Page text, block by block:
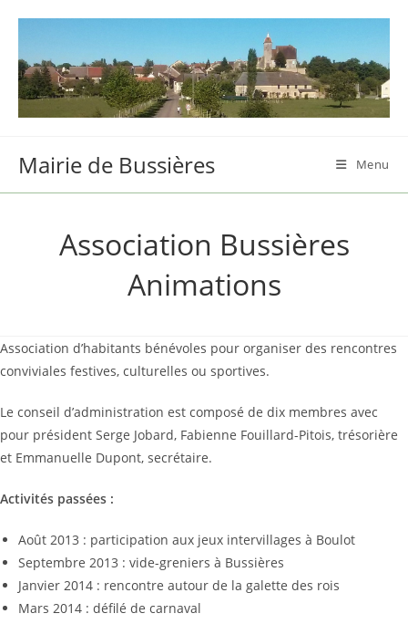
content
Mairie de Bussières Menu
Association Bussières
Animations
Association d’habitants bénévoles pour organiser des rencontres
conviviales festives, culturelles ou sportives.
Le conseil d’administration est composé de dix membres avec
pour président Serge Jobard, Fabienne Fouillard-Pitois, trésorière
et Emmanuelle Dupont, secrétaire.
Activités passées :
Août 2013 : participation aux jeux intervillages à Boulot
Septembre 2013 : vide-greniers à Bussières
Janvier 2014 : rencontre autour de la galette des rois
Mars 2014 : défilé de carnaval